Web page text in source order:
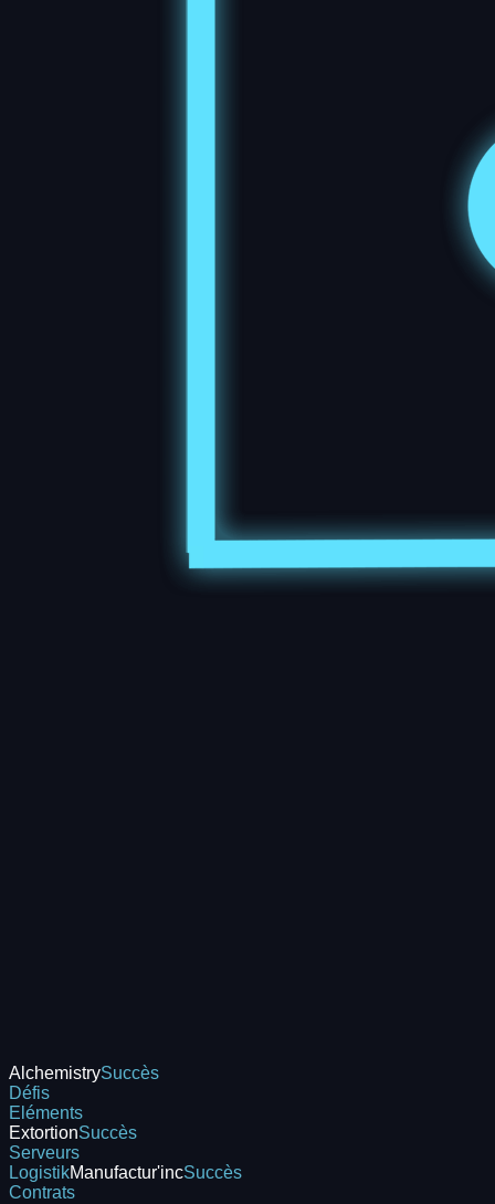
AlchemistrySuccès
Défis
Eléments
ExtortionSuccès
Serveurs
LogistikManufactur'incSuccès
Contrats